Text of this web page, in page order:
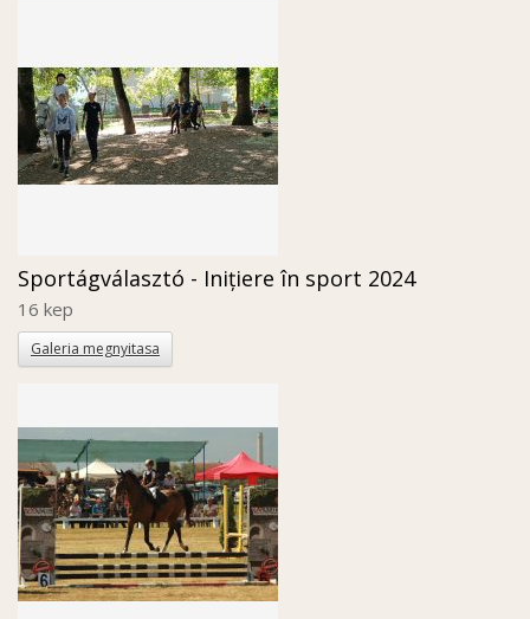
Sportágválasztó - Inițiere în sport 2024
16 kep
Galeria megnyitasa